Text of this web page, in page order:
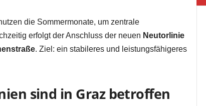
die Sommermonate, um zentrale
erfolgt der Anschluss der neuen Neutorlinie
. Ziel: ein stabileres und leistungsfähigeres
sind in Graz betroffen